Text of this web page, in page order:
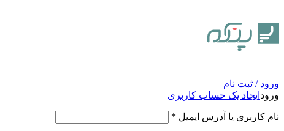
ورود / ثبت نام
ورود ایجاد یک حساب کاربری
نام کاربری یا آدرس ایمیل *